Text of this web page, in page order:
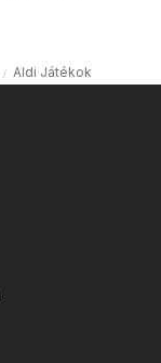
Aldi Játékok